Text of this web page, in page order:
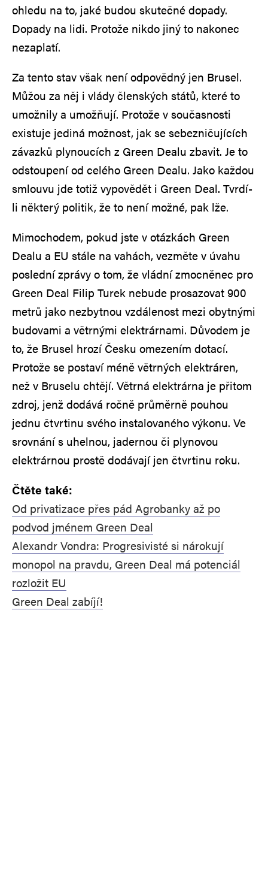
ohledu na to, jaké budou skutečné dopady.
Dopady na lidi. Protože nikdo jiný to nakonec
nezaplatí.
Za tento stav však není odpovědný jen Brusel.
Můžou za něj i vlády členských států, které to
umožnily a umožňují. Protože v současnosti
existuje jediná možnost, jak se sebezničujících
závazků plynoucích z Green Dealu zbavit. Je to
odstoupení od celého Green Dealu. Jako každou
smlouvu jde totiž vypovědět i Green Deal. Tvrdí-
li některý politik, že to není možné, pak lže.
Mimochodem, pokud jste v otázkách Green
Dealu a EU stále na vahách, vezměte v úvahu
poslední zprávy o tom, že vládní zmocněnec pro
Green Deal Filip Turek nebude prosazovat 900
metrů jako nezbytnou vzdálenost mezi obytnými
budovami a větrnými elektrárnami. Důvodem je
to, že Brusel hrozí Česku omezením dotací.
Protože se postaví méně větrných elektráren,
než v Bruselu chtějí. Větrná elektrárna je přitom
zdroj, jenž dodává ročně průměrně pouhou
jednu čtvrtinu svého instalovaného výkonu. Ve
srovnání s uhelnou, jadernou či plynovou
elektrárnou prostě dodávají jen čtvrtinu roku.
Čtěte také:
Od privatizace přes pád Agrobanky až po
podvod jménem Green Deal
Alexandr Vondra: Progresivisté si nárokují
monopol na pravdu, Green Deal má potenciál
rozložit EU
Green Deal zabíjí!